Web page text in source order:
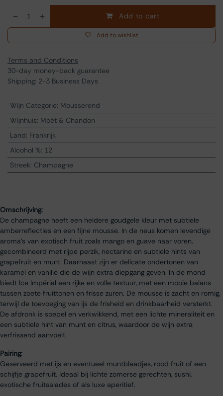
Add to cart
Add to wishlist
Terms and Conditions
30-day money-back guarantee
Shipping: 2-3 Business Days
Wijn Categorie: Mousserend
Wijnhuis: Moët & Chandon
Land: Frankrijk
Alcohol %: 12
Streek: Champagne
Omschrijving:
De champagne heeft een heldere goudgele kleur met subtiele
amberreflecties en een fijne mousse. In de neus komen levendige
aroma’s van exotisch fruit zoals mango en guave naar voren,
gecombineerd met rijpe perzik, nectarine en subtiele hints van
grapefruit en munt. Daarnaast zijn er delicate ondertonen van
karamel en vanille die de wijn extra diepgang geven. In de mond
biedt Ice Impérial een rijke en volle textuur, met een mooie balans
tussen zoete fruittonen en frisse zuren. De mousse is zacht en romig,
terwijl de toevoeging van ijs de frisheid en drinkbaarheid versterkt.
De afdronk is soepel en verkwikkend, met een lichte mineraliteit en
een subtiele hint van munt en citrus, waardoor de wijn extra
verfrissend aanvoelt.
Pairing:
Geserveerd met ijs en eventueel muntblaadjes, rood fruit of een
schijfje grapefruit. Ideaal bij lichte zomerse gerechten, sushi,
exotische fruitsalades of als luxe aperitief.